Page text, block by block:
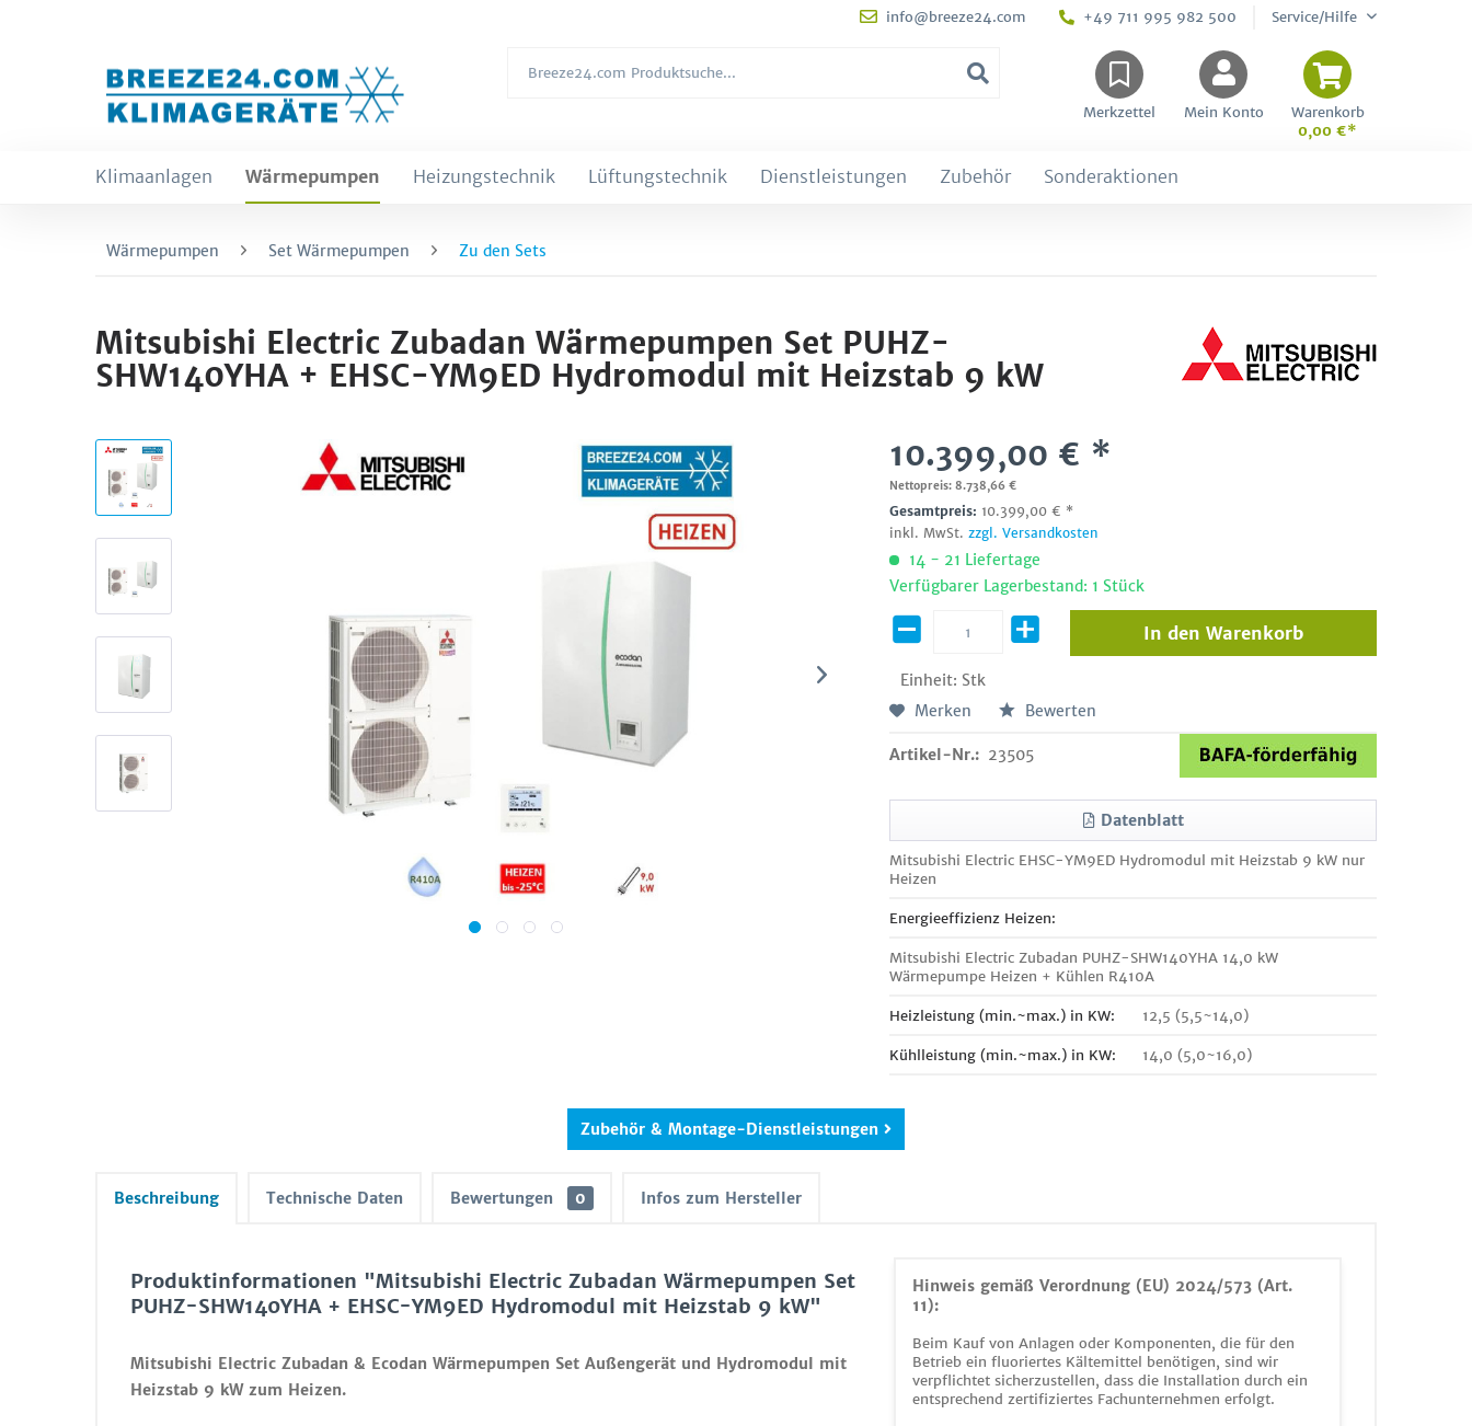
info@breeze24.com +49 711 995 982 500 Service/Hilfe
Merkzettel Mein Konto
Warenkorb
0,00 €*
Klimaanlagen Wärmepumpen Heizungstechnik Lüftungstechnik Dienstleistungen Zubehör Sonderaktionen
Wärmepumpen Set Wärmepumpen Zu den Sets
Mitsubishi Electric Zubadan Wärmepumpen Set PUHZ-
SHW140YHA + EHSC-YM9ED Hydromodul mit Heizstab 9 kW
10.399,00 € *
Nettopreis: 8.738,66 €
Gesamtpreis: 10.399,00 € *
inkl. MwSt.zzgl. Versandkosten
14 - 21 Liefertage
Verfügbarer Lagerbestand: 1 Stück
Einheit: Stk
In den Warenkorb
Merken Bewerten
Artikel-Nr.: 23505
Datenblatt
Mitsubishi Electric EHSC-YM9ED Hydromodul mit Heizstab 9 kW nur
Heizen
Energieeffizienz Heizen:
Mitsubishi Electric Zubadan PUHZ-SHW140YHA 14,0 kW
Wärmepumpe Heizen + Kühlen R410A
Heizleistung (min.~max.) in KW: 12,5 (5,5~14,0)
Kühlleistung (min.~max.) in KW: 14,0 (5,0~16,0)
Zubehör & Montage-Dienstleistungen
Beschreibung Technische Daten Bewertungen 0 Infos zum Hersteller
Hinweis gemäß Verordnung (EU) 2024/573 (Art.
11):
Beim Kauf von Anlagen oder Komponenten, die für den
Betrieb ein fluoriertes Kältemittel benötigen, sind wir
verpflichtet sicherzustellen, dass die Installation durch ein
entsprechend zertifiziertes Fachunternehmen erfolgt.
Produktinformationen "Mitsubishi Electric Zubadan Wärmepumpen Set
PUHZ-SHW140YHA + EHSC-YM9ED Hydromodul mit Heizstab 9 kW"
Mitsubishi Electric Zubadan & Ecodan Wärmepumpen Set Außengerät und Hydromodul mit
Heizstab 9 kW zum Heizen.